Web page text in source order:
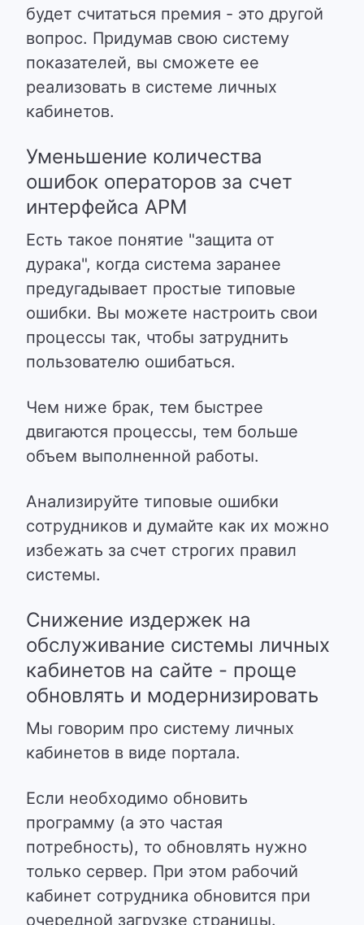
будет считаться премия - это другой
вопрос. Придумав свою систему
показателей, вы сможете ее
реализовать в системе личных
кабинетов.
Уменьшение количества
ошибок операторов за счет
интерфейса АРМ
Есть такое понятие "защита от
дурака", когда система заранее
предугадывает простые типовые
ошибки. Вы можете настроить свои
процессы так, чтобы затруднить
пользователю ошибаться.
Чем ниже брак, тем быстрее
двигаются процессы, тем больше
объем выполненной работы.
Анализируйте типовые ошибки
сотрудников и думайте как их можно
избежать за счет строгих правил
системы.
Cнижение издержек на
обслуживание системы личных
кабинетов на сайте - проще
обновлять и модернизировать
Мы говорим про систему личных
кабинетов в виде портала.
Если необходимо обновить
программу (а это частая
потребность), то обновлять нужно
только сервер. При этом рабочий
кабинет сотрудника обновится при
очередной загрузке страницы.